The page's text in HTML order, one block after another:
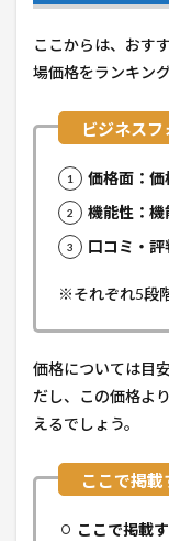
ここからは、おす
場価格をランキン
価格面：価
機能性：機
口コミ・
※それぞれ5段
価格については目
だし、この価格よ
えるでしょう。
ここで掲載